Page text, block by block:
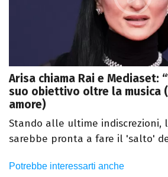
Arisa chiama Rai e Mediaset:
suo obiettivo oltre la musica
amore)
Stando alle ultime indiscrezioni,
sarebbe pronta a fare il 'salto'